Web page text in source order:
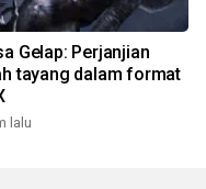
Gelap: Perjanjian
tayang dalam format
lalu